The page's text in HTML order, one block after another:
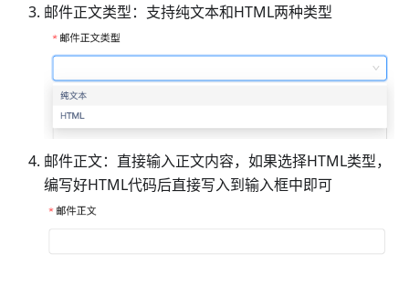
邮件正文类型：支持纯文本和HTML两种类型
邮件正文：直接输入正文内容，如果选择HTML类型，
编写好HTML代码后直接写入到输入框中即可